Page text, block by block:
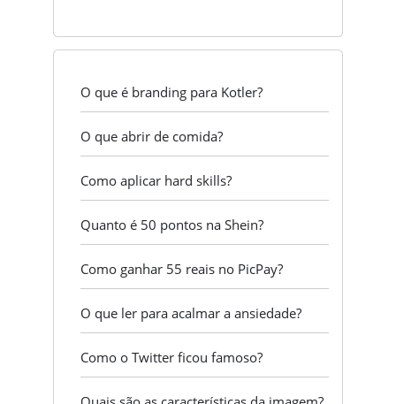
O que é branding para Kotler?
O que abrir de comida?
Como aplicar hard skills?
Quanto é 50 pontos na Shein?
Como ganhar 55 reais no PicPay?
O que ler para acalmar a ansiedade?
Como o Twitter ficou famoso?